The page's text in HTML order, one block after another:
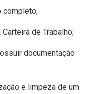
completo;
de Trabalho;
documentação
e limpeza de um